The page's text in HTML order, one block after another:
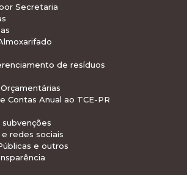
Secretaria
de resíduos
Contas Anual ao TCE-PR
subvenções
redes sociais
e outros